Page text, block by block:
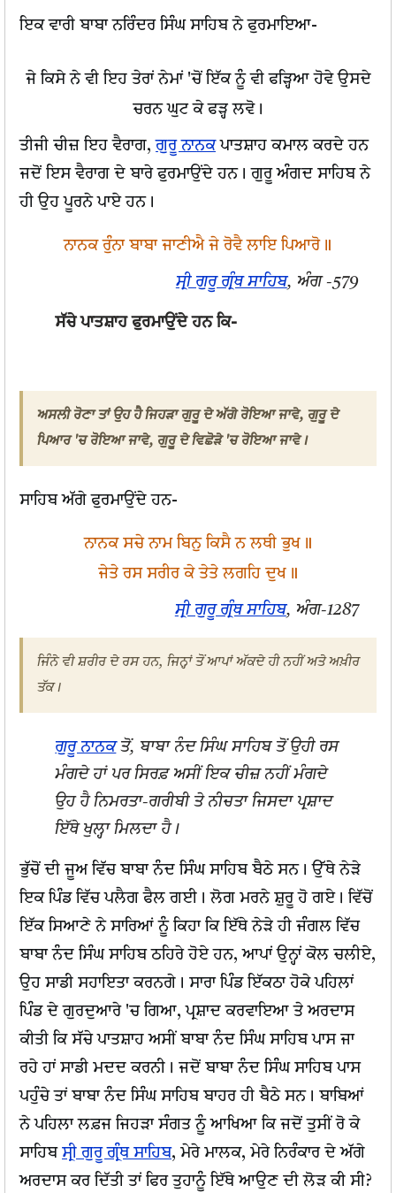
ਇਕ ਵਾਰੀ ਬਾਬਾ ਨਰਿੰਦਰ ਸਿੰਘ ਸਾਹਿਬ ਨੇ ਫੁਰਮਾਇਆ-
ਜੇ ਕਿਸੇ ਨੇ ਵੀ ਇਹ ਤੇਰਾਂ ਨੇਮਾਂ 'ਚੋਂ ਇੱਕ ਨੂੰ ਵੀ ਫੜ੍ਹਿਆ ਹੋਵੇ ਉਸਦੇ
ਚਰਨ ਘੁਟ ਕੇ ਫੜ੍ਹ ਲਵੋ।
ਤੀਜੀ ਚੀਜ਼ ਇਹ ਵੈਰਾਗ, ਗੁਰੂ ਨਾਨਕਪਾਤਸ਼ਾਹ ਕਮਾਲ ਕਰਦੇ ਹਨ
ਜਦੋਂ ਇਸ ਵੈਰਾਗ ਦੇ ਬਾਰੇ ਫੁਰਮਾਉਂਦੇ ਹਨ। ਗੁਰੂ ਅੰਗਦ ਸਾਹਿਬ ਨੇ
ਹੀ ਉਹ ਪੂਰਨੇ ਪਾਏ ਹਨ।
ਨਾਨਕ ਰੁੰਨਾ ਬਾਬਾ ਜਾਣੀਐ ਜੇ ਰੋਵੈ ਲਾਇ ਪਿਆਰੋ॥
ਸ੍ਰੀ ਗੁਰੂ ਗ੍ਰੰਥ ਸਾਹਿਬ, ਅੰਗ -579
ਸੱਚੇ ਪਾਤਸ਼ਾਹ ਫੁਰਮਾਉਂਦੇ ਹਨ ਕਿ-
ਅਸਲੀ ਰੋਣਾ ਤਾਂ ਉਹ ਹੈ ਜਿਹੜਾ ਗੁਰੂ ਦੇ ਅੱਗੇ ਰੋਇਆ ਜਾਵੇ, ਗੁਰੂ ਦੇ
ਪਿਆਰ 'ਚ ਰੋਇਆ ਜਾਵੇ, ਗੁਰੂ ਦੇ ਵਿਛੋੜੇ 'ਚ ਰੋਇਆ ਜਾਵੇ।
ਸਾਹਿਬ ਅੱਗੇ ਫੁਰਮਾਉਂਦੇ ਹਨ-
ਨਾਨਕ ਸਚੇ ਨਾਮ ਬਿਨੁ ਕਿਸੈ ਨ ਲਥੀ ਭੁਖ॥
ਜੇਤੇ ਰਸ ਸਰੀਰ ਕੇ ਤੇਤੇ ਲਗਹਿ ਦੁਖ॥
ਸ੍ਰੀ ਗੁਰੂ ਗ੍ਰੰਥ ਸਾਹਿਬ, ਅੰਗ-1287
ਜਿੰਨੇ ਵੀ ਸ਼ਰੀਰ ਦੇ ਰਸ ਹਨ, ਜਿਨ੍ਹਾਂ ਤੋਂ ਆਪਾਂ ਅੱਕਦੇ ਹੀ ਨਹੀਂ ਅਤੇ ਅਖ਼ੀਰ
ਤੱਕ।
ਗੁਰੂ ਨਾਨਕਤੋਂ, ਬਾਬਾ ਨੰਦ ਸਿੰਘ ਸਾਹਿਬ ਤੋਂ ਉਹੀ ਰਸ
ਮੰਗਦੇ ਹਾਂ ਪਰ ਸਿਰਫ਼ ਅਸੀਂ ਇਕ ਚੀਜ਼ ਨਹੀਂ ਮੰਗਦੇ
ਉਹ ਹੈ ਨਿਮਰਤਾ-ਗਰੀਬੀ ਤੇ ਨੀਚਤਾ ਜਿਸਦਾ ਪ੍ਰਸ਼ਾਦ
ਇੱਥੇ ਖੁਲ੍ਹਾ ਮਿਲਦਾ ਹੈ।
ਭੁੱਚੋਂ ਦੀ ਜੂਅ ਵਿੱਚ ਬਾਬਾ ਨੰਦ ਸਿੰਘ ਸਾਹਿਬ ਬੈਠੇ ਸਨ। ਉੱਥੇ ਨੇੜੇ
ਇਕ ਪਿੰਡ ਵਿੱਚ ਪਲੈਗ ਫੈਲ ਗਈ। ਲੋਗ ਮਰਨੇ ਸ਼ੁਰੂ ਹੋ ਗਏ। ਵਿੱਚੋਂ
ਇੱਕ ਸਿਆਣੇ ਨੇ ਸਾਰਿਆਂ ਨੂੰ ਕਿਹਾ ਕਿ ਇੱਥੇ ਨੇੜੇ ਹੀ ਜੰਗਲ ਵਿੱਚ
ਬਾਬਾ ਨੰਦ ਸਿੰਘ ਸਾਹਿਬ ਠਹਿਰੇ ਹੋਏ ਹਨ, ਆਪਾਂ ਉਨ੍ਹਾਂ ਕੋਲ ਚਲੀਏ,
ਉਹ ਸਾਡੀ ਸਹਾਇਤਾ ਕਰਨਗੇ। ਸਾਰਾ ਪਿੰਡ ਇੱਕਠਾ ਹੋਕੇ ਪਹਿਲਾਂ
ਪਿੰਡ ਦੇ ਗੁਰਦੁਆਰੇ 'ਚ ਗਿਆ, ਪ੍ਰਸ਼ਾਦ ਕਰਵਾਇਆ ਤੇ ਅਰਦਾਸ
ਕੀਤੀ ਕਿ ਸੱਚੇ ਪਾਤਸ਼ਾਹ ਅਸੀਂ ਬਾਬਾ ਨੰਦ ਸਿੰਘ ਸਾਹਿਬ ਪਾਸ ਜਾ
ਰਹੇ ਹਾਂ ਸਾਡੀ ਮਦਦ ਕਰਨੀ। ਜਦੋਂ ਬਾਬਾ ਨੰਦ ਸਿੰਘ ਸਾਹਿਬ ਪਾਸ
ਪਹੁੰਚੇ ਤਾਂ ਬਾਬਾ ਨੰਦ ਸਿੰਘ ਸਾਹਿਬ ਬਾਹਰ ਹੀ ਬੈਠੇ ਸਨ। ਬਾਬਿਆਂ
ਨੇ ਪਹਿਲਾ ਲਫ਼ਜ ਜਿਹੜਾ ਸੰਗਤ ਨੂੰ ਆਖਿਆ ਕਿ ਜਦੋਂ ਤੁਸੀਂ ਰੋ ਕੇ
ਸਾਹਿਬ ਸ੍ਰੀ ਗੁਰੂ ਗ੍ਰੰਥ ਸਾਹਿਬ, ਮੇਰੇ ਮਾਲਕ, ਮੇਰੇ ਨਿਰੰਕਾਰ ਦੇ ਅੱਗੇ
ਅਰਦਾਸ ਕਰ ਦਿੱਤੀ ਤਾਂ ਫਿਰ ਤੁਹਾਨੂੰ ਇੱਥੇ ਆਉਣ ਦੀ ਲੋੜ ਕੀ ਸੀ?